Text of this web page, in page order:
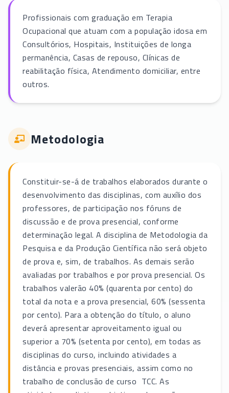
Profissionais com graduação em Terapia
Ocupacional que atuam com a população idosa em
Consultórios, Hospitais, Instituições de longa
permanência, Casas de repouso, Clínicas de
reabilitação física, Atendimento domiciliar, entre
outros.
Metodologia
Constituir-se-á de trabalhos elaborados durante o
desenvolvimento das disciplinas, com auxílio dos
professores, de participação nos fóruns de
discussão e de prova presencial, conforme
determinação legal. A disciplina de Metodologia da
Pesquisa e da Produção Científica não será objeto
de prova e, sim, de trabalhos. As demais serão
avaliadas por trabalhos e por prova presencial. Os
trabalhos valerão 40% (quarenta por cento) do
total da nota e a prova presencial, 60% (sessenta
por cento). Para a obtenção do título, o aluno
deverá apresentar aproveitamento igual ou
superior a 70% (setenta por cento), em todas as
disciplinas do curso, incluindo atividades a
distância e provas presenciais, assim como no
trabalho de conclusão de curso  TCC. As